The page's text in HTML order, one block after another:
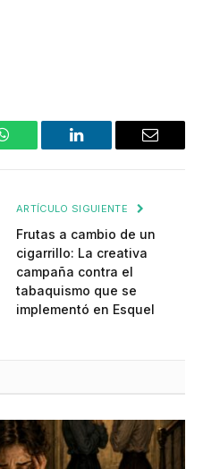
WhatsApp LinkedIn Email
ARTÍCULO SIGUIENTE
Frutas a cambio de un
cigarrillo: La creativa
campaña contra el
tabaquismo que se
implementó en Esquel